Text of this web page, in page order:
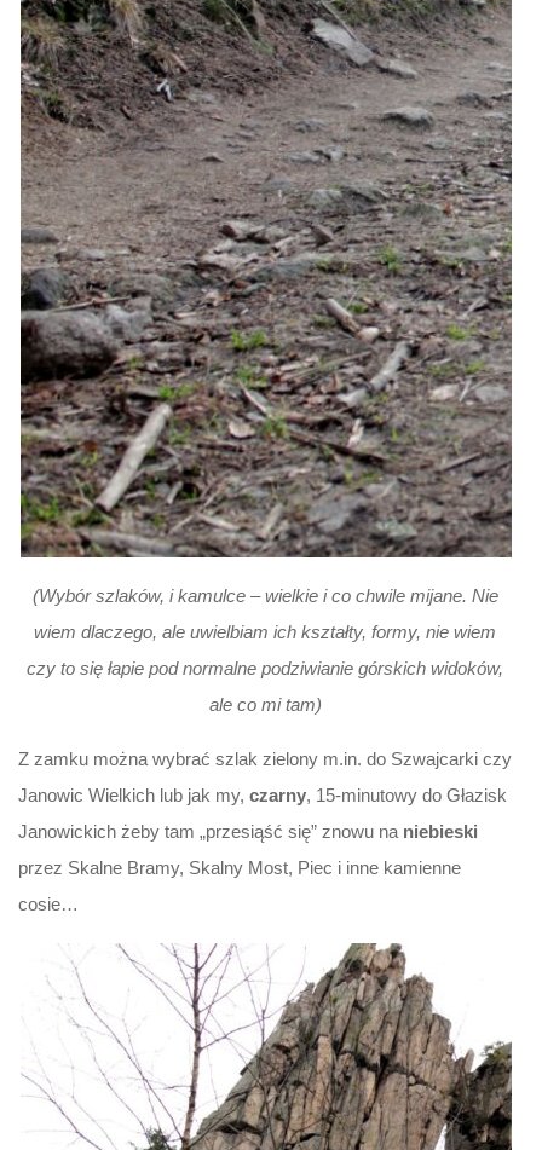
(Wybór szlaków, i kamulce – wielkie i co chwile mijane. Nie
wiem dlaczego, ale uwielbiam ich kształty, formy, nie wiem
czy to się łapie pod normalne podziwianie górskich widoków,
ale co mi tam)
Z zamku można wybrać szlak zielony m.in. do Szwajcarki czy
Janowic Wielkich lub jak my, czarny, 15-minutowy do Głazisk
Janowickich żeby tam „przesiąść się” znowu na niebieski
przez Skalne Bramy, Skalny Most, Piec i inne kamienne
cosie…